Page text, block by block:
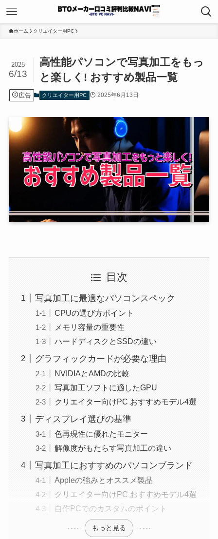
ホーム クリエイター用PC
高性能パソコンで写真加工をもっ
と楽しく! おすすめ製品一覧
2025
6/13
広告 クリエイター用PC 2025年6月13日
目次
写真加工に最適なパソコンスペック
CPUの選び方ポイント
メモリ容量の重要性
ハードディスクとSSDの違い
グラフィックカードが必要な理由
NVIDIAとAMDの比較
写真加工ソフトに適したGPU
クリエイター向けPC おすすめモデル4選
ディスプレイ選びの基準
色再現性に優れたモニター
解像度がもたらす写真加工の違い
写真加工におすすめのパソコンブランド
Appleの強みとオススメ製品
クリエイター向けPC おすすめモデル4選
自作PCでのカスタムのポイント
もっと見る